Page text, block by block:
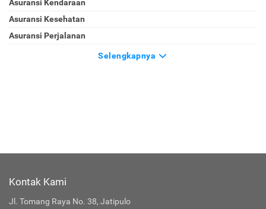
Asuransi Kendaraan
Asuransi Kesehatan
Asuransi Perjalanan
Selengkapnya
Kontak Kami
Jl. Tomang Raya No. 38, Jatipulo